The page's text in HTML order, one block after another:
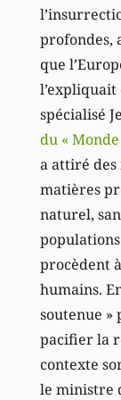
profondes,
que
l’expliquait
spécialisé
du «
a attiré
matières
naturel,
procèdent
humains.
soutenue »
pacifier la
contexte
le ministre